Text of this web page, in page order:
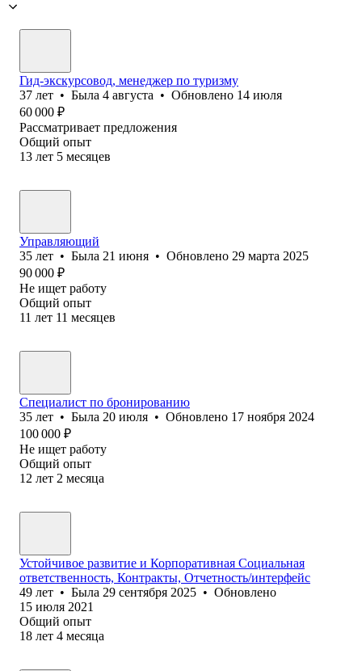
Гид-экскурсовод, менеджер по туризму
37 лет • Была 4 августа • Обновлено 14 июля
60 000 ₽
Рассматривает предложения
Общий опыт
13 лет 5 месяцев
Управляющий
35 лет • Была 21 июня • Обновлено 29 марта 2025
90 000 ₽
Не ищет работу
Общий опыт
11 лет 11 месяцев
Специалист по бронированию
35 лет • Была 20 июля • Обновлено 17 ноября 2024
100 000 ₽
Не ищет работу
Общий опыт
12 лет 2 месяца
Устойчивое развитие и Корпоративная Социальная
ответственность, Контракты, Отчетность/интерфейс
49 лет • Была 29 сентября 2025 • Обновлено
15 июля 2021
Общий опыт
18 лет 4 месяца